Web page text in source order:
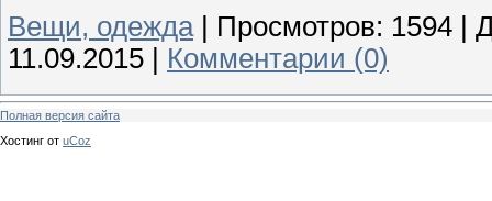
Вещи, одежда| Просмотров: 1594
11.09.2015
Комментарии (0)
Полная версия сайта
Хостинг от uCoz